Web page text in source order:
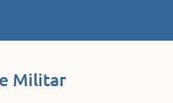
Militar